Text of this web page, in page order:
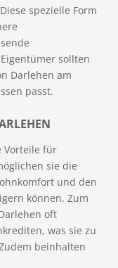
spezielle Form
sollten
Darlehen am
passt.
Vorteile für
sie die
und den
können. Zum
oft
was sie zu
beinhalten